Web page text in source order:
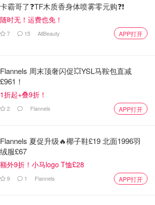
卡霸哥了❓TF木质香身体喷雾零元购❓❗
随时无！运费也免！
7 15 AllBeauty APP打开
Flannels 周末顶奢闪促💥YSL马鞍包直减
£961！
1折起+叠9折！
2 Flannels APP打开
Flannels 夏促升级🔥椰子鞋£19 北面1996羽
绒服£67
额外9折！小马logo T恤£28
9 1 Flannels APP打开